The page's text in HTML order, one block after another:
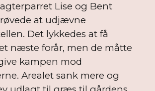
Lise og Bent
at udjævne
Det lykkedes at få
næste forår, men de måtte
kampen mod
Arealet sank mere og